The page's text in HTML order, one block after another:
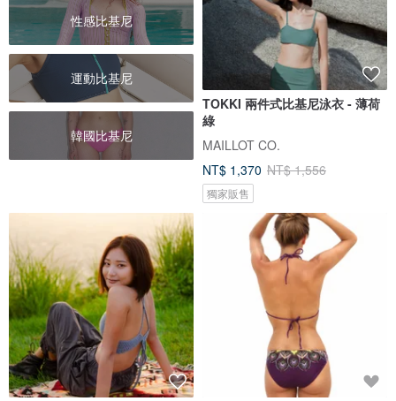
性感比基尼
運動比基尼
韓國比基尼
TOKKI 兩件式比基尼泳衣 - 薄荷
綠
MAILLOT CO.
NT$ 1,370 NT$ 1,556
獨家販售